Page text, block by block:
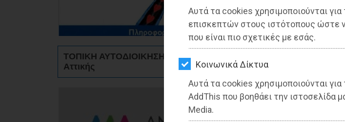
Αυτά τα cookies χρησιμοποιούνται
επισκεπτών στους ιστότοπους ώστε
που είναι πιο σχετικές με εσάς.
Kοινωνικά Δίκτυα
Αυτά τα cookies χρησιμοποιούνται
AddThis που βοηθάει την ιστοσελίδα
Media.
ΕΞΟΔΟΣ
ΠΕΡΙΒΑΛΛΟΝ
ΚΑΤΟΙΚΙΔΙΟ
ΤΟΠΙΚΗ ΑΥΤΟΔΙΟΙΚΗΣΗ - Περιφέρεια
Αττικής